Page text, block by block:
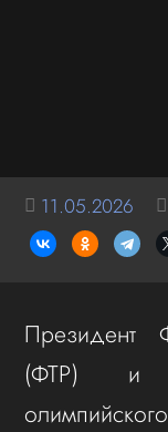
11.05.2026
Президент
(ФТР) и